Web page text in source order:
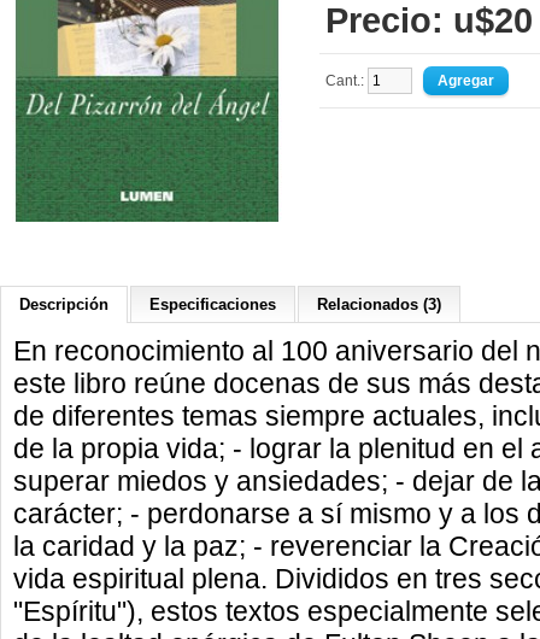
Precio: u$20
Cant.:
Descripción Especificaciones Relacionados (3)
En reconocimiento al 100 aniversario del
este libro reúne docenas de sus más
de diferentes temas siempre actuales,
de la propia vida; - lograr la plenitud en el
superar miedos y ansiedades; - dejar de
carácter; - perdonarse a sí mismo y a los
la caridad y la paz; - reverenciar la
vida espiritual plena. Divididos en tres
"Espíritu"), estos textos especialmente